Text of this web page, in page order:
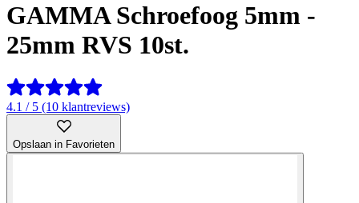
GAMMA Schroefoog 5mm -
25mm RVS 10st.
4.1 / 5 (10 klantreviews)
Opslaan in Favorieten